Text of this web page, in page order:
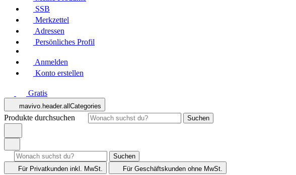
SSB
Merkzettel
Adressen
Persönliches Profil
Anmelden
Konto erstellen
Gratis
mavivo.header.allCategories
Produkte durchsuchen Suchen
Suchen
Für Privatkunden inkl. MwSt. Für Geschäftskunden ohne MwSt.